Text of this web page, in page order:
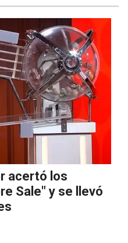
acertó los
Sale" y se llevó